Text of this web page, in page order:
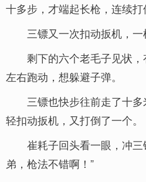
十多步，才端起长枪，连续打
三镖又一次扣动扳机，一
剩下的六个老毛子见状
左右跑动，想躲避子弹。
三镖也快步往前走了十
轻扣动扳机，又打倒了一个。
崔耗子回头看一眼，冲
弟，枪法不错啊！”